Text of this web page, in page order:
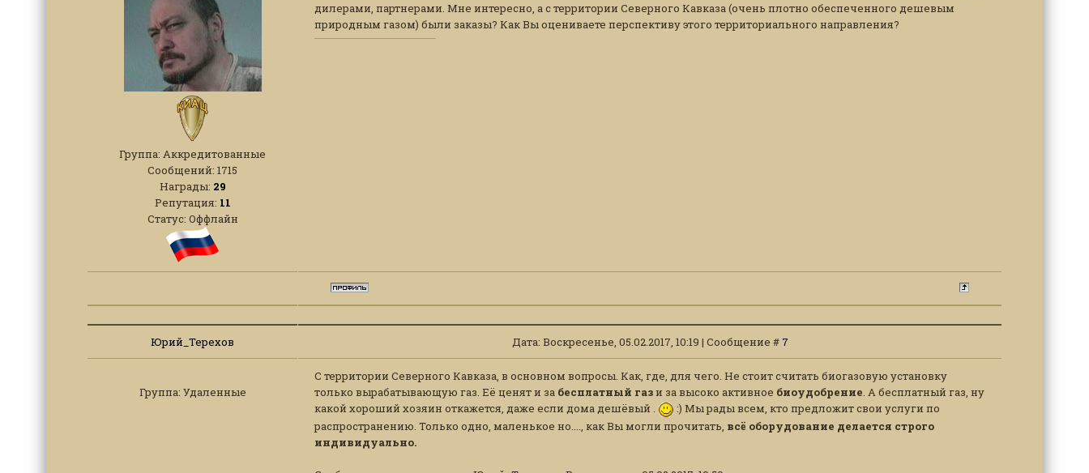
Группа: Аккредитованные
Сообщений: 1715
Награды: 29
Репутация: 11
Статус: Оффлайн
дилерами, партнерами. Мне интересно, а с территории Северного Кавказа (очень плотно обеспеченного дешевым
природным газом) были заказы? Как Вы оцениваете перспективу этого территориального направления?
Юрий_Терехов Дата: Воскресенье, 05.02.2017, 10:19 | Сообщение # 7
Группа: Удаленные
С территории Северного Кавказа, в основном вопросы. Как, где, для чего. Не стоит считать биогазовую установку
только вырабатывающую газ. Её ценят и за бесплатный гази за высоко активное биоудобрение. А бесплатный газ, ну
какой хороший хозяин откажется, даже если дома дешёвый .
:) Мы рады всем, кто предложит свои услуги по
распространению. Только одно, маленькое но...., как Вы могли прочитать, всё оборудование делается строго
индивидуально.